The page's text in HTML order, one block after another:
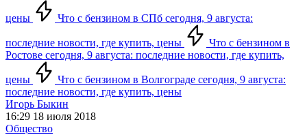
цены Что с бензином в СПб сегодня, 9 августа:
последние новости, где купить, цены
Что с бензином в
Ростове сегодня, 9 августа: последние новости, где купить,
цены
Что с бензином в Волгограде сегодня, 9 августа:
последние новости, где купить, цены
Игорь Быкин
16:29 18 июля 2018
Общество